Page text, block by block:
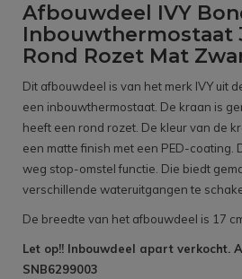
Afbouwdeel IVY
Inbouwthermostaat
Rond Rozet Mat
Dit afbouwdeel is van het merk IVY uit
een inbouwthermostaat. De kraan is
heeft een rond rozet. De kleur van de
een matte finish met een PED-coating.
weg stop-omstel functie. Die biedt
verschillende wateruitgangen te
De breedte van het afbouwdeel is 17
Let op!! Inbouwdeel apart verkocht.
SNB6299003